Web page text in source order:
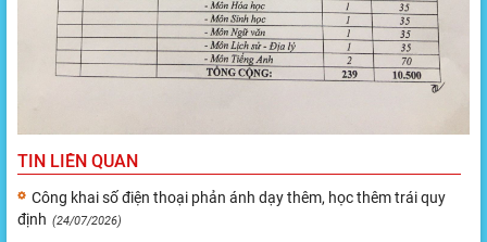
TIN LIÊN QUAN
Công khai số điện thoại phản ánh dạy thêm, học thêm trái quy
định (24/07/2026)